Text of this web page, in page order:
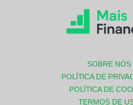
SOBRE NÓS
POLÍTICA DE
POLÍTICA DE
TERMOS DE